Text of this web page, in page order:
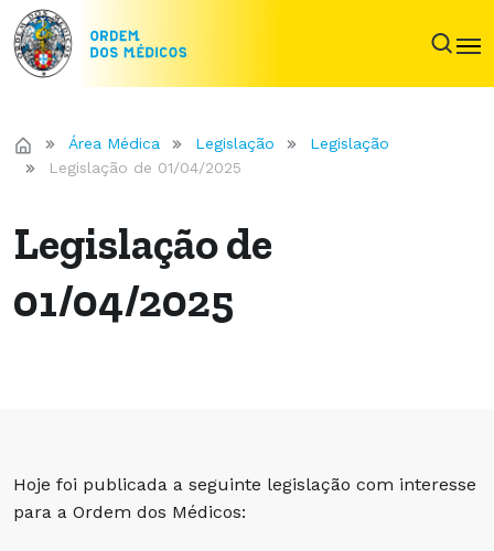
Área Médica Legislação
Legislação
Legislação de 01/04/2025
Legislação de
01/04/2025
Hoje foi publicada a seguinte legislação com interesse
para a Ordem dos Médicos: